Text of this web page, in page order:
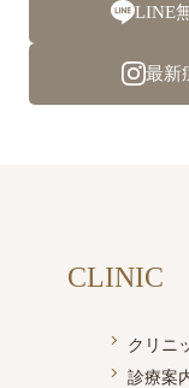
LINE
最新
CLINIC
クリニ
診療案